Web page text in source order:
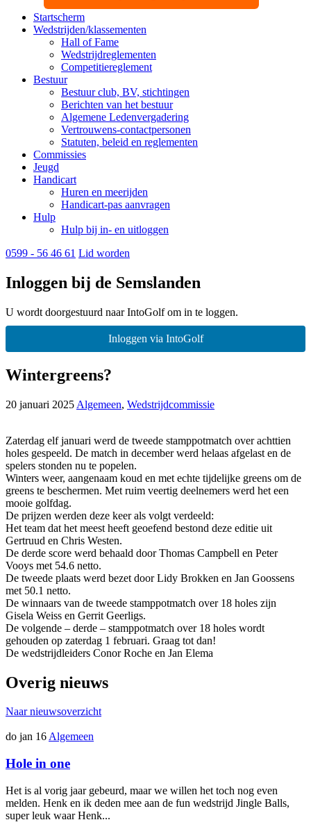
Startscherm
Wedstrijden/klassementen
Hall of Fame
Wedstrijdreglementen
Competitiereglement
Bestuur
Bestuur club, BV, stichtingen
Berichten van het bestuur
Algemene Ledenvergadering
Vertrouwens-contactpersonen
Statuten, beleid en reglementen
Commissies
Jeugd
Handicart
Huren en meerijden
Handicart-pas aanvragen
Hulp
Hulp bij in- en uitloggen
0599 - 56 46 61 Lid worden
Inloggen bij de Semslanden
U wordt doorgestuurd naar IntoGolf om in te loggen.
Inloggen via IntoGolf
Wintergreens?
20 januari 2025 Algemeen, Wedstrijdcommissie
Zaterdag elf januari werd de tweede stamppotmatch over achttien
holes gespeeld. De match in december werd helaas afgelast en de
spelers stonden nu te popelen.
Winters weer, aangenaam koud en met echte tijdelijke greens om de
greens te beschermen. Met ruim veertig deelnemers werd het een
mooie golfdag.
De prijzen werden deze keer als volgt verdeeld:
Het team dat het meest heeft geoefend bestond deze editie uit
Gertruud en Chris Westen.
De derde score werd behaald door Thomas Campbell en Peter
Vooys met 54.6 netto.
De tweede plaats werd bezet door Lidy Brokken en Jan Goossens
met 50.1 netto.
De winnaars van de tweede stamppotmatch over 18 holes zijn
Gisela Weiss en Gerrit Geerligs.
De volgende – derde – stamppotmatch over 18 holes wordt
gehouden op zaterdag 1 februari. Graag tot dan!
De wedstrijdleiders Conor Roche en Jan Elema
Overig nieuws
Naar nieuwsoverzicht
do jan 16Algemeen
Hole in one
Het is al vorig jaar gebeurd, maar we willen het toch nog even
melden. Henk en ik deden mee aan de fun wedstrijd Jingle Balls,
super leuk waar Henk...